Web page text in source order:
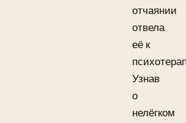
отчаянии
отвела
её к
Узнав
о
нелёгком